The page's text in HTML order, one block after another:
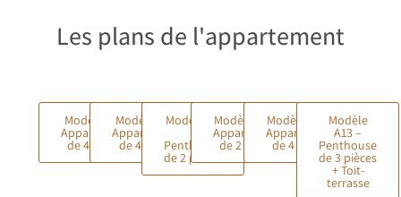
Les plans de l'appartement
Modèle A7 –
Appartement
de 4 pièces
Modèle A8 –
Appartement
de 4 pièces
Modèle A9
–
Penthouse
de 2 pièces
Modèle A11 –
Appartement
de 2 pièces
Modèle A12 –
Appartement
de 4 pièces
Modèle
A13 –
Penthouse
de 3 pièces
+ Toit-
terrasse